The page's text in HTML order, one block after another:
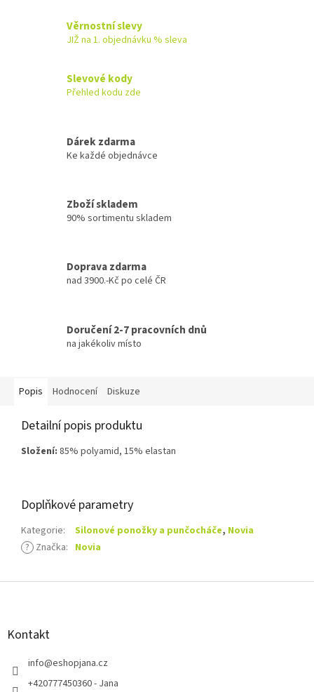
Věrnostní slevy
JIŽ na 1. objednávku % sleva
Slevové kody
Přehled kodu zde
Dárek zdarma
Ke každé objednávce
Zboží skladem
90% sortimentu skladem
Doprava zdarma
nad 3900.-Kč po celé ČR
Doručení 2-7 pracovních dnů
na jakékoliv místo
Popis Hodnocení Diskuze
Detailní popis produktu
Složení: 85% polyamid, 15% elastan
Doplňkové parametry
Kategorie: Silonové ponožky a punčocháče, Novia
? Značka: Novia
Z
Kontakt
info@eshopjana.cz
+420777450360 - Jana